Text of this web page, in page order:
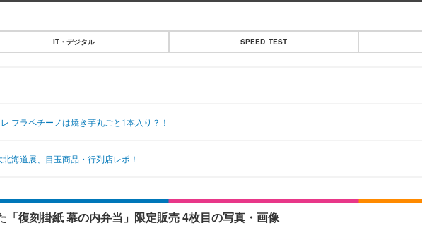
ョッピング
エンタメTOP
音楽
ライフTOP
ペット
IT・デジタル SPEED TEST
フラペチーノは焼き芋丸ごと1本入り？！
海道展、目玉商品・行列店レポ！
復刻掛紙 幕の内弁当」限定販売 4枚目の写真・画像